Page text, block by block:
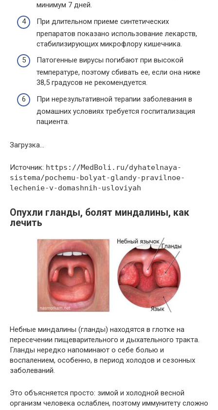
минимум 7 дней.
При длительном приеме синтетических
препаратов показано использование лекарств,
стабилизирующих микрофлору кишечника.
Патогенные вирусы погибают при высокой
температуре, поэтому сбивать ее, если она ниже
38,5 градусов не рекомендуется.
При нерезультативной терапии заболевания в
домашних условиях требуется госпитализация
пациента.
Загрузка…
Источник: https://MedBoli.ru/dyhatelnaya-
sistema/pochemu-bolyat-glandy-pravilnoe-
lechenie-v-domashnih-usloviyah
Опухли гланды, болят миндалины, как
лечить
Небные миндалины (гланды) находятся в глотке на
пересечении пищеварительного и дыхательного тракта.
Гланды нередко напоминают о себе болью и
воспалением, особенно, в период холодов и сезонных
заболеваний.
Это объясняется просто: зимой и холодной весной
организм человека ослаблен, поэтому иммунитету сложно